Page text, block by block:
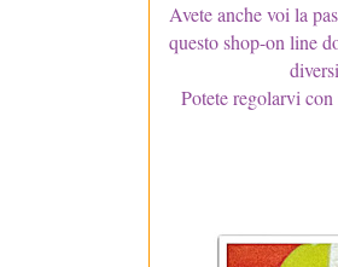
Avete anche voi la
questo shop-on line
Potete regolarvi